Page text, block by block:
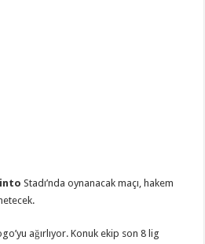
Stadı’nda oynanacak maçı, hakem
ağırlıyor. Konuk ekip son 8 lig